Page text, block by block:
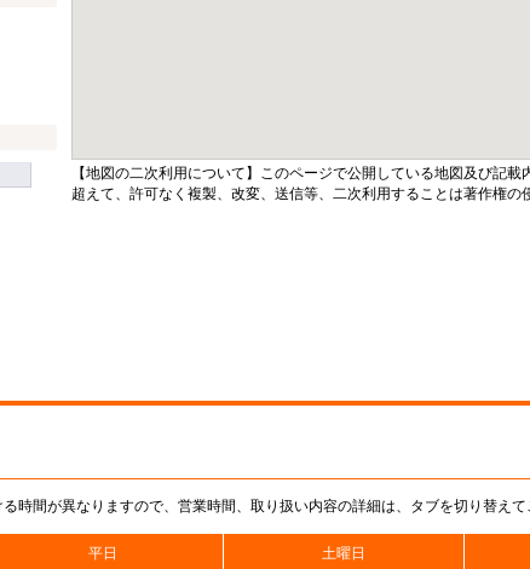
【地図の二次利用について】このページで公開している地図及び記
超えて、許可なく複製、改変、送信等、二次利用することは著作権の
時間が異なりますので、営業時間、取り扱い内容の詳細は、タブを切り替えて
平日 土曜日